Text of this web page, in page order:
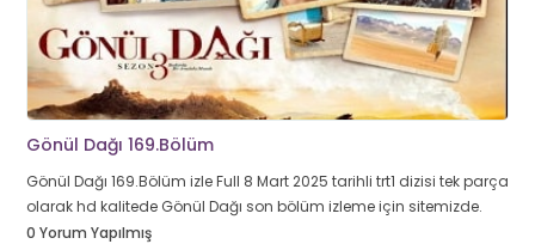
Gönül Dağı 169.Bölüm
Gönül Dağı 169.Bölüm izle Full 8 Mart 2025 tarihli trt1 dizisi tek parça
olarak hd kalitede Gönül Dağı son bölüm izleme için sitemizde.
0 Yorum Yapılmış